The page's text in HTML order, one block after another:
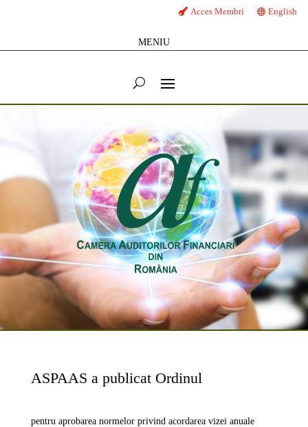
Acces Membri English
MENIU
ASPAAS a publicat Ordinul
pentru aprobarea normelor privind acordarea vizei anuale